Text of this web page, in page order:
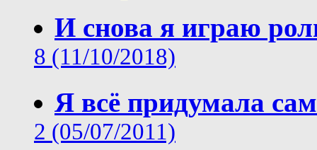
И снова я играю
8 (11/10/2018)
Я всё придумала
2 (05/07/2011)